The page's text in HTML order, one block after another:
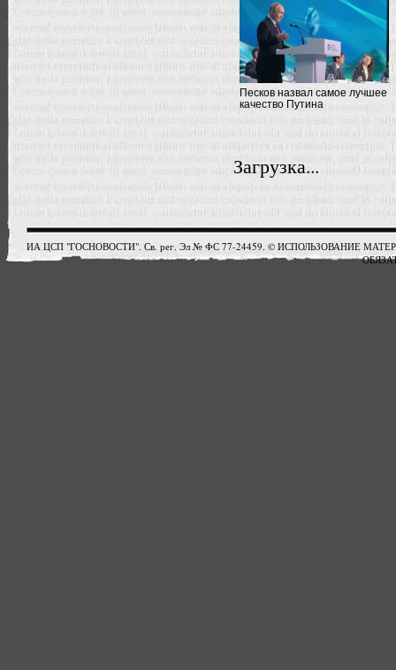
Песков назвал самое лучшее
качество Путина
Загрузка...
ИА ЦСП "ГОСНОВОСТИ". Св. рег. Эл № ФС 77-24459. © ИСПОЛЬЗОВАНИЕ